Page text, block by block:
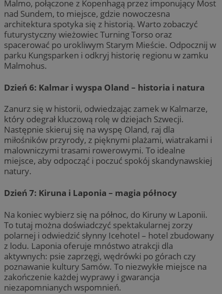
Malmo, połączone z Kopenhagą przez imponujący Most
nad Sundem, to miejsce, gdzie nowoczesna
architektura spotyka się z historią. Warto zobaczyć
futurystyczny wieżowiec Turning Torso oraz
spacerować po urokliwym Starym Mieście. Odpocznij w
parku Kungsparken i odkryj historię regionu w zamku
Malmohus.
Dzień 6: Kalmar i wyspa Oland – historia i natura
Zanurz się w historii, odwiedzając zamek w Kalmarze,
który odegrał kluczową rolę w dziejach Szwecji.
Następnie skieruj się na wyspę Oland, raj dla
miłośników przyrody, z pięknymi plażami, wiatrakami i
malowniczymi trasami rowerowymi. To idealne
miejsce, aby odpocząć i poczuć spokój skandynawskiej
natury.
Dzień 7: Kiruna i Laponia – magia północy
Na koniec wybierz się na północ, do Kiruny w Laponii.
To tutaj można doświadczyć spektakularnej zorzy
polarnej i odwiedzić słynny Icehotel – hotel zbudowany
z lodu. Laponia oferuje mnóstwo atrakcji dla
aktywnych: psie zaprzęgi, wędrówki po górach czy
poznawanie kultury Samów. To niezwykłe miejsce na
zakończenie każdej wyprawy i gwarancja
niezapomnianych wspomnień.